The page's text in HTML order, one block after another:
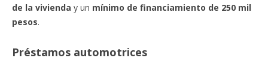
de la vivienda y un mínimo de financiamiento de 250 mil
pesos.
Préstamos automotrices